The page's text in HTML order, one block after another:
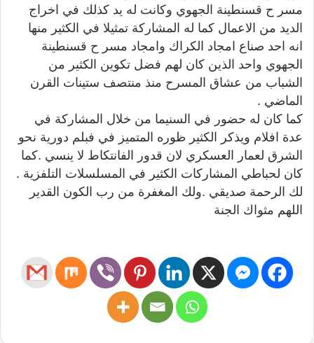
مسر ح قسنطينة الجهوي وكانت له يد كذلك في اخراج
الديد من الاعمال كما له المشاركة تمثيلا في الكثير منها
انه احد صناع امجاد الكراك وامجاد مسر ح قسنطينة
الجهوي واحد الذين كان لهم فضل تكوين الكثير من
الشباب من عشاق المسرح منذ منتصف ستينات القرن
الماضي .
كما كان له حضور في السنيما من خلال المشاركة في
عدة افلام ويذكر الكثير ظوره المتميز في فبلم دورية نحو
الشرق لعمار العسكري لان قدور الفانتكاط لا ينسي .كما
كان لحباطي المشاركات الكثير في المسلسلات التلفزية .
لك الرحمة صديقي .ولك المغفرة من رب الكون القدير
اللهم مثواك الجنة